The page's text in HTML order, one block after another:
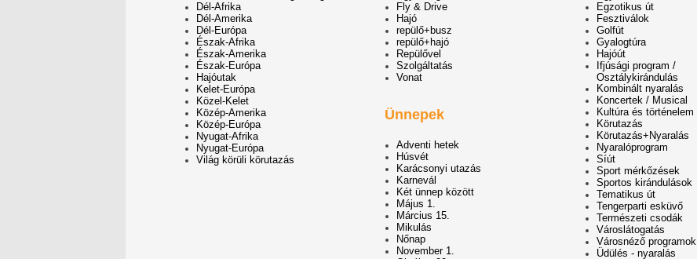
Dél-Afrika
Dél-Amerika
Dél-Európa
Észak-Afrika
Észak-Amerika
Észak-Európa
Hajóutak
Kelet-Európa
Közel-Kelet
Közép-Amerika
Közép-Európa
Nyugat-Afrika
Nyugat-Európa
Világ körüli körutazás
Fly & Drive
Hajó
repülő+busz
repülő+hajó
Repülővel
Szolgáltatás
Vonat
Ünnepek
Adventi hetek
Húsvét
Karácsonyi utazás
Karnevál
Két ünnep között
Május 1.
Március 15.
Mikulás
Nőnap
November 1.
Egzotikus út
Fesztiválok
Golfút
Gyalogtúra
Hajóút
Ifjúsági program /
Osztálykirándulás
Kombinált nyaralás
Koncertek / Musical
Kultúra és történelem
Körutazás
Körutazás+Nyaralás
Nyaralóprogram
Síút
Sport mérkőzések
Sportos kirándulások
Tematikus út
Tengerparti esküvő
Természeti csodák
Városlátogatás
Városnéző programok
Üdülés - nyaralás